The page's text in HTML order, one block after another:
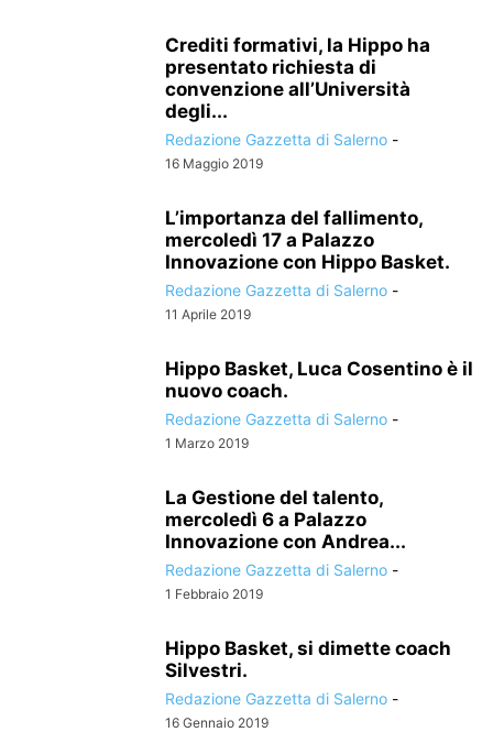
Crediti formativi, la Hippo ha
presentato richiesta di
convenzione all’Università
degli...
Redazione Gazzetta di Salerno -
16 Maggio 2019
L’importanza del fallimento,
mercoledì 17 a Palazzo
Innovazione con Hippo Basket.
Redazione Gazzetta di Salerno -
11 Aprile 2019
Hippo Basket, Luca Cosentino è il
nuovo coach.
Redazione Gazzetta di Salerno -
1 Marzo 2019
La Gestione del talento,
mercoledì 6 a Palazzo
Innovazione con Andrea...
Redazione Gazzetta di Salerno -
1 Febbraio 2019
Hippo Basket, si dimette coach
Silvestri.
Redazione Gazzetta di Salerno -
16 Gennaio 2019